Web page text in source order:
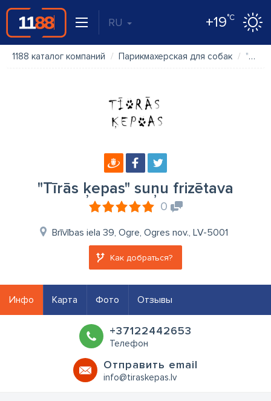
RU +19°C
1188 каталог компаний Парикмахерская для собак "Tīrās ķepas" suņu frizētava
"Tīrās ķepas" suņu frizētava
0
Brīvības iela 39, Ogre, Ogres nov., LV-5001
Как добраться?
Инфо Карта Фото Отзывы
+37122442653
Телефон
Oтправить email
info@tiraskepas.lv